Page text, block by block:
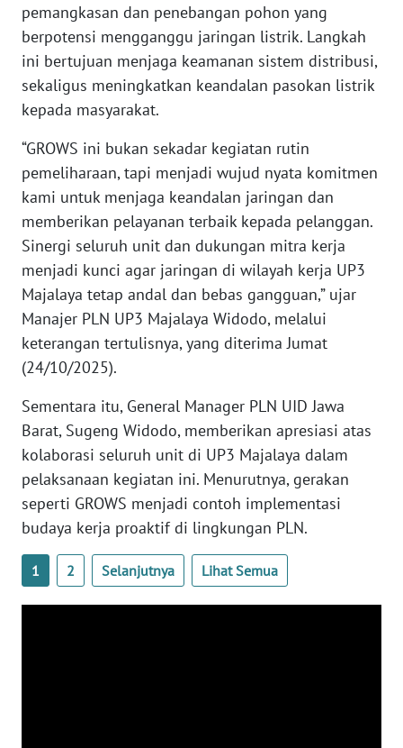
pemangkasan dan penebangan pohon yang
berpotensi mengganggu jaringan listrik. Langkah
ini bertujuan menjaga keamanan sistem distribusi,
sekaligus meningkatkan keandalan pasokan listrik
kepada masyarakat.
“GROWS ini bukan sekadar kegiatan rutin
pemeliharaan, tapi menjadi wujud nyata komitmen
kami untuk menjaga keandalan jaringan dan
memberikan pelayanan terbaik kepada pelanggan.
Sinergi seluruh unit dan dukungan mitra kerja
menjadi kunci agar jaringan di wilayah kerja UP3
Majalaya tetap andal dan bebas gangguan,” ujar
Manajer PLN UP3 Majalaya Widodo, melalui
keterangan tertulisnya, yang diterima Jumat
(24/10/2025).
Sementara itu, General Manager PLN UID Jawa
Barat, Sugeng Widodo, memberikan apresiasi atas
kolaborasi seluruh unit di UP3 Majalaya dalam
pelaksanaan kegiatan ini. Menurutnya, gerakan
seperti GROWS menjadi contoh implementasi
budaya kerja proaktif di lingkungan PLN.
1 2 Selanjutnya Lihat Semua
WN
NTT
WN
KEPRI
WN
PAPUA
WN
PAPUA
BARAT
WN
RIAU
WN
WN
JAMBI
WN
SULTRA
WN